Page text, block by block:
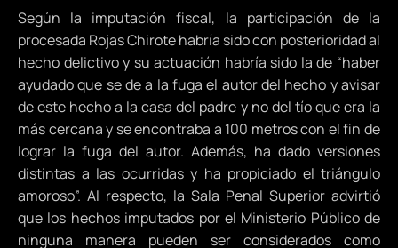
Según la imputación fiscal, la participación de la
procesada Rojas Chirote habría sido con posterioridad al
hecho delictivo y su actuación habría sido la de “haber
ayudado que se de a la fuga el autor del hecho y avisar
de este hecho a la casa del padre y no del tío que era la
más cercana y se encontraba a 100 metros con el fin de
lograr la fuga del autor. Además, ha dado versiones
distintas a las ocurridas y ha propiciado el triángulo
amoroso”. Al respecto, la Sala Penal Superior advirtió
que los hechos imputados por el Ministerio Público de
ninguna manera pueden ser considerados como